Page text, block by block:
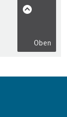
Oben